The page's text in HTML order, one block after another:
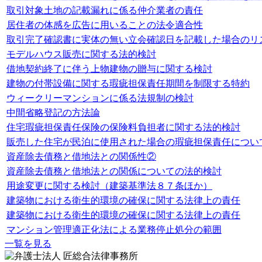
取引対象土地の記載漏れに係る仲介業者の責任
居住者の体感を広告に用いることの法令適合性
取引完了確認書に実体の無い立会確認日を記載した場合のリ
モデルハウス販売に関する法的検討
借地契約終了に伴う上物建物の贈与に関する検討
建物の付帯設備に関する瑕疵担保責任期間を制限する特約
ウィークリーマンションに係る法規制の検討
中間省略登記の方法論
住宅瑕疵担保責任保険の保険料負担者に関する法的検討
販売した住宅が民泊に使用された場合の瑕疵担保責任につい
資産除去債務と借地法との関係性②
資産除去債務と借地法との関係についての法的検討
用途変更に関する検討（建築基準法８７条ほか）
建築物における衛生的環境の確保に関する法律上の責任
建築物における衛生的環境の確保に関する法律上の責任
マンション管理適正化法による業務停止処分の範囲
一覧を見る